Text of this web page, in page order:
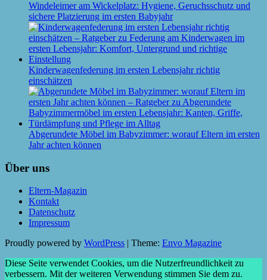
Windeleimer am Wickelplatz: Hygiene, Geruchsschutz und
sichere Platzierung im ersten Babyjahr
Kinderwagenfederung im ersten Lebensjahr richtig
einschätzen
Abgerundete Möbel im Babyzimmer: worauf Eltern im ersten
Jahr achten können
Über uns
Eltern-Magazin
Kontakt
Datenschutz
Impressum
Proudly powered by WordPress Theme: Envo Magazine
Diese Seite verwendet Cookies, um die Nutzerfreundlichkeit zu
verbessern. Mit der weiteren Verwendung stimmen Sie dem zu.